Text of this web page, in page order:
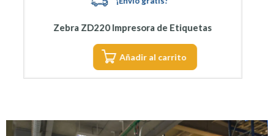
Zebra ZC100 Impresora de Tarjetas
Añadir al carrito